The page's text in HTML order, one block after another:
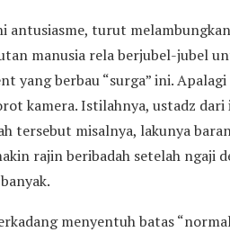
antusiasme, turut
manusia rela berjubel-jubel
yang berbau “surga” ini.
kamera. Istilahnya, ustadz
tersebut misalnya, lakunya
rajin beribadah setelah ngaji
menyentuh batas